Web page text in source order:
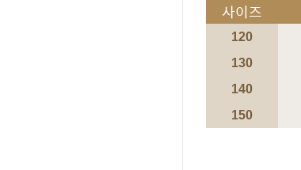
사이즈
120
130
140
150